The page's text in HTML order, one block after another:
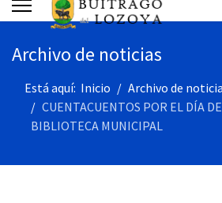
Archivo de noticias
Está aquí: Inicio
Archivo de
CUENTACUENTOS POR EL DÍA
BIBLIOTECA MUNICIPAL